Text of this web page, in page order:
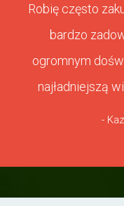
Robię często
bardzo
ogromnym
najładniejszą
-